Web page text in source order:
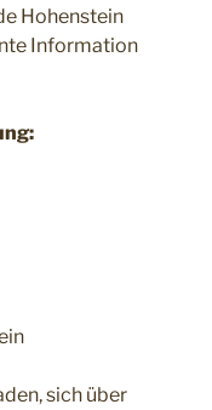
Hohenstein
Information
sich über